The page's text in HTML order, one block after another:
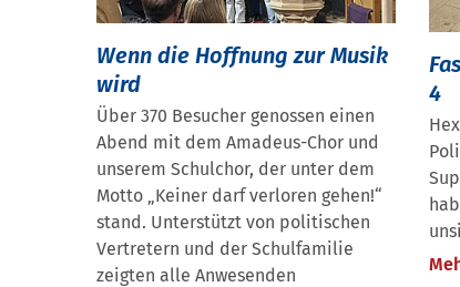
Wenn die Hoffnung zur Musik
wird
Über 370 Besucher genossen einen
Abend mit dem Amadeus-Chor und
unserem Schulchor, der unter dem
Motto „Keiner darf verloren gehen!“
stand. Unterstützt von politischen
Vertretern und der Schulfamilie
zeigten alle Anwesenden
4